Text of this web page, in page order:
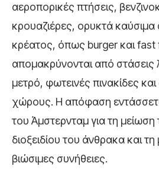
αεροπορικές πτήσεις,
κρουαζιέρες, ορυκτά καύσιμα
κρέατος, όπως burger και fast
απομακρύνονται από
μετρό, φωτεινές πινακίδες
χώρους. Η απόφαση
του Άμστερνταμ για τη
διοξειδίου του άνθρακα και
βιώσιμες συνήθειες.